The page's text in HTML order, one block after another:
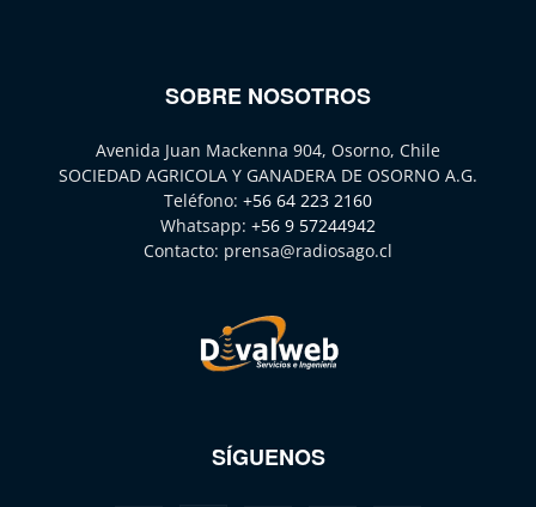
SOBRE NOSOTROS
Avenida Juan Mackenna 904, Osorno, Chile
SOCIEDAD AGRICOLA Y GANADERA DE OSORNO A.G.
Teléfono: +56 64 223 2160
Whatsapp: +56 9 57244942
Contacto: prensa@radiosago.cl
SÍGUENOS